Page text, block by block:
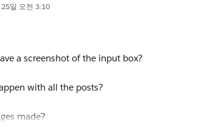
일 오전 3:10
a screenshot of the input box?
with all the posts?
made?